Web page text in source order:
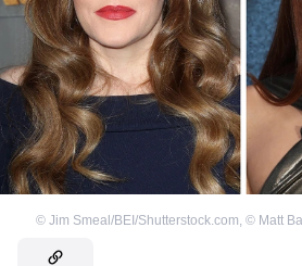
© Jim Smeal/BEI/Shutterstock.com © Matt